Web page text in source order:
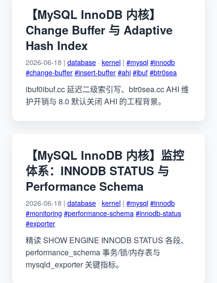
【MySQL InnoDB 内核】
Change Buffer 与 Adaptive
Hash Index
2026-06-18 | database · kernel | #mysql#innodb
#change-buffer#insert-buffer#ahi#ibuf#btr0sea
ibuf0ibuf.cc 延迟二级索引写、btr0sea.cc AHI 维
护开销与 8.0 默认关闭 AHI 的工程背景。
【MySQL InnoDB 内核】监控
体系：INNODB STATUS 与
Performance Schema
2026-06-18 | database · kernel | #mysql#innodb
#monitoring #performance-schema#innodb-status
#exporter
精读 SHOW ENGINE INNODB STATUS 各段、
performance_schema 事务/锁/内存表与
mysqld_exporter 关键指标。